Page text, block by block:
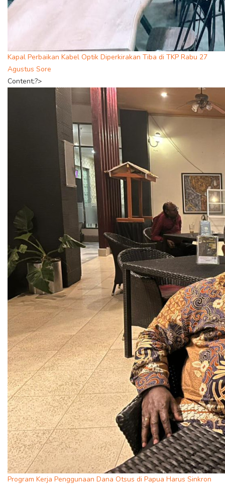
Kapal Perbaikan Kabel Optik Diperkirakan Tiba di TKP Rabu 27
Agustus Sore
Content;?>
Program Kerja Penggunaan Dana Otsus di Papua Harus Sinkron